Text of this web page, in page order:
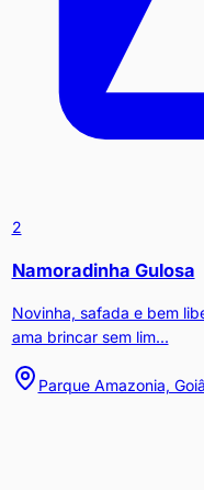
2
Namoradinha Gulosa
Novinha, safada e bem
ama brincar sem lim...
Parque Amazonia,